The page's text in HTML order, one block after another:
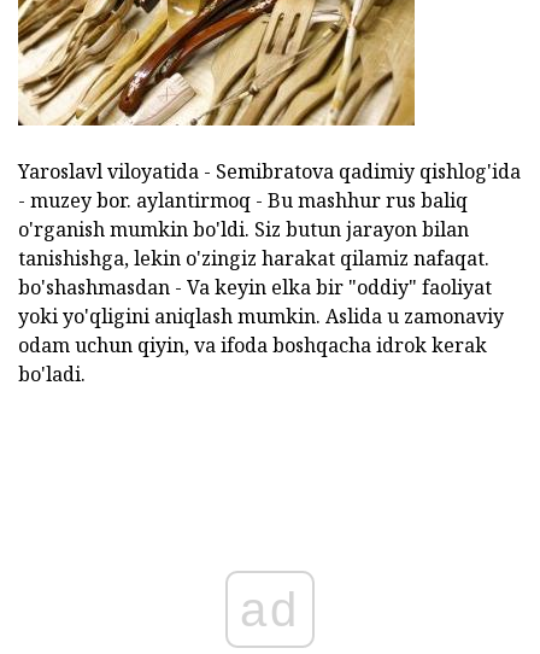
Yaroslavl viloyatida - Semibratova qadimiy qishlog'ida
- muzey bor. aylantirmoq - Bu mashhur rus baliq
o'rganish mumkin bo'ldi. Siz butun jarayon bilan
tanishishga, lekin o'zingiz harakat qilamiz nafaqat.
bo'shashmasdan - Va keyin elka bir "oddiy" faoliyat
yoki yo'qligini aniqlash mumkin. Aslida u zamonaviy
odam uchun qiyin, va ifoda boshqacha idrok kerak
bo'ladi.
ad